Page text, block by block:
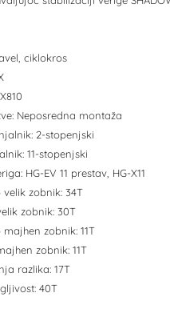
ciklokros
Neposredna montaža
2-stopenjski
11-stopenjski
HG-EV 11 prestav, HG-X11
velik zobnik: 34T
zobnik: 30T
majhen zobnik: 11T
zobnik: 11T
razlika: 17T
40T